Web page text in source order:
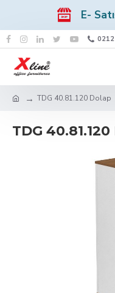
E-
TDG 40.81.120 Dolap
TDG